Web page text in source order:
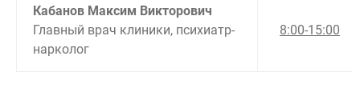
Кабанов Максим Викторович
Главный врач клиники, психиатр-
нарколог
8:00-15:00
Лобня
Люберцы
Мытищи
Наро-Фоминск